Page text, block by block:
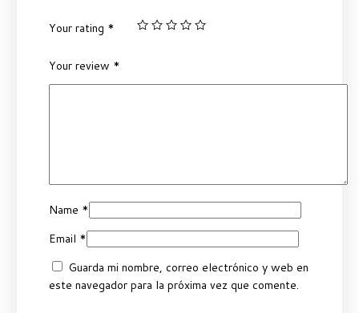
Your rating *
Your review *
Name *
Email *
Guarda mi nombre, correo electrónico y web en
este navegador para la próxima vez que comente.